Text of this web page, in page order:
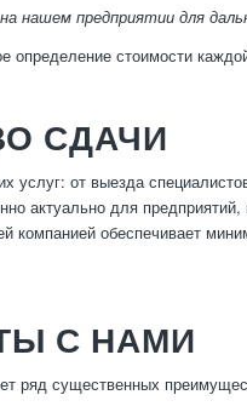
нашем предприятии для
определение стоимости
СДАЧИ
услуг: от выезда
актуально для
компанией обеспечивает
С НАМИ
ряд существенных